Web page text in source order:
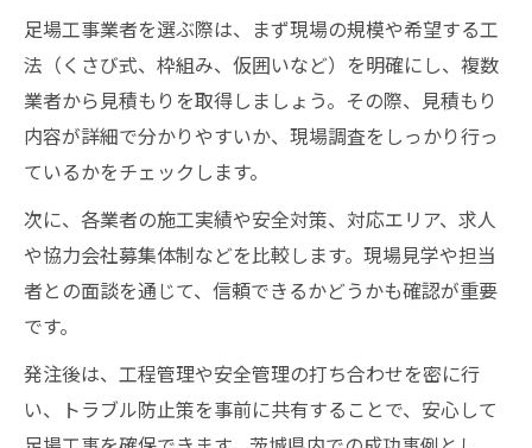
足場工事業者を選ぶ際は、まず現場の規模や希望する工
法（くさび式、枠組み、仮囲いなど）を明確にし、複数
業者から見積もりを取得しましょう。その際、見積もり
内容が詳細で分かりやすいか、現場調査をしっかり行っ
ているかをチェックします。
次に、各業者の施工実績や安全対策、対応エリア、求人
や協力会社募集体制などを比較します。現場見学や担当
者との面談を通じて、信頼できるかどうかも確認が重要
です。
発注後は、工程管理や安全管理の打ち合わせを密に行
い、トラブル防止策を事前に共有することで、安心して